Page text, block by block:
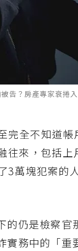
告？房產專家衰捲
完全不知道
往來，包括
3萬塊犯案
的仍是檢察
實務中的「